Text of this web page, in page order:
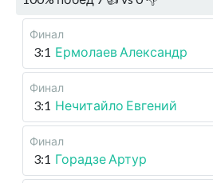
Финал
3:1 Ермолаев Александр
Финал
3:1 Нечитайло Евгений
Финал
3:1 Горадзе Артур